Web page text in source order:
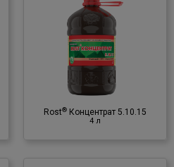
Rost® Концентрат 5.10.15
4 л